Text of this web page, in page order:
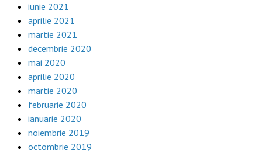
iunie 2021
aprilie 2021
martie 2021
decembrie 2020
mai 2020
aprilie 2020
martie 2020
februarie 2020
ianuarie 2020
noiembrie 2019
octombrie 2019